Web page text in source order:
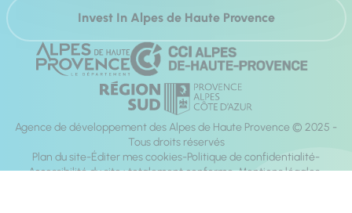
Invest In Alpes de Haute Provence
Agence de développement des Alpes de Haute Provence © 2025 -
Tous droits réservés
Plan du site Éditer mes cookies Politique de confidentialité
Accessibilité du site : totalement conforme Mentions légales